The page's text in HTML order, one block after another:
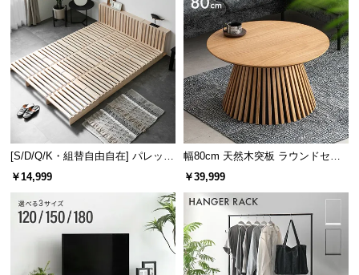
[S/D/Q/K・組替自由自在] パレット
ベッド 8/12/16枚セット
￥14,999
幅80cm 天然木突板 ラウンドセン
ターテーブル 美しい格子デザイン
￥39,999